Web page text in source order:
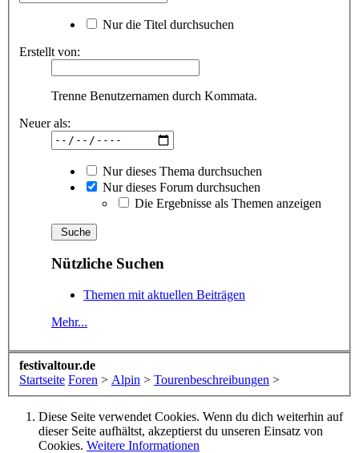
Nur die Titel durchsuchen
Erstellt von:
Trenne Benutzernamen durch Kommata.
Neuer als:
Nur dieses Thema durchsuchen
Nur dieses Forum durchsuchen
Die Ergebnisse als Themen anzeigen
Nützliche Suchen
Themen mit aktuellen Beiträgen
Mehr...
festivaltour.de
Startseite Foren > Alpin > Tourenbeschreibungen >
Diese Seite verwendet Cookies. Wenn du dich weiterhin auf
dieser Seite aufhältst, akzeptierst du unseren Einsatz von
Cookies. Weitere Informationen